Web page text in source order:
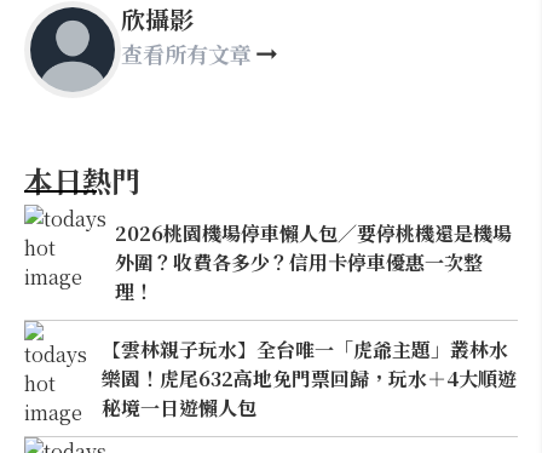
欣攝影
查看所有文章
本日熱門
2026桃園機場停車懶人包／要停桃機還是機場
外圍？收費各多少？信用卡停車優惠一次整
理！
【雲林親子玩水】全台唯一「虎爺主題」叢林水
樂園！虎尾632高地免門票回歸，玩水＋4大順遊
秘境一日遊懶人包